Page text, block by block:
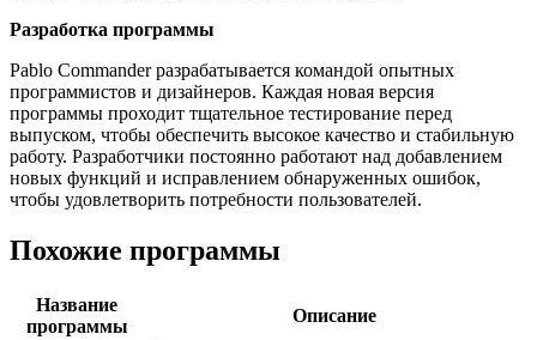
Разработка программы
Pablo Commander разрабатывается командой опытных
программистов и дизайнеров. Каждая новая версия
программы проходит тщательное тестирование перед
выпуском, чтобы обеспечить высокое качество и стабильную
работу. Разработчики постоянно работают над добавлением
новых функций и исправлением обнаруженных ошибок,
чтобы удовлетворить потребности пользователей.
Похожие программы
Название
программы
Описание